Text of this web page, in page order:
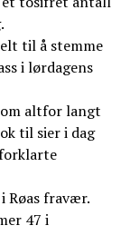
til å stemme
i lørdagens
altfor langt
til sier i dag
Røas fravær.
47 i